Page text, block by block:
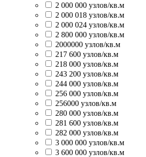
2 000 000 узлов/кв.м
2 000 018 узлов/кв.м
2 000 024 узлов/кв.м
2 800 000 узлов/кв.м
2000000 узлов/кв.м
217 600 узлов/кв.м
218 000 узлов/кв.м
243 200 узлов/кв.м
244 000 узлов/кв.м
256 000 узлов/кв.м
256000 узлов/кв.м
280 000 узлов/кв.м
281 600 узлов/кв.м
282 000 узлов/кв.м
3 000 000 узлов/кв.м
3 600 000 узлов/кв.м